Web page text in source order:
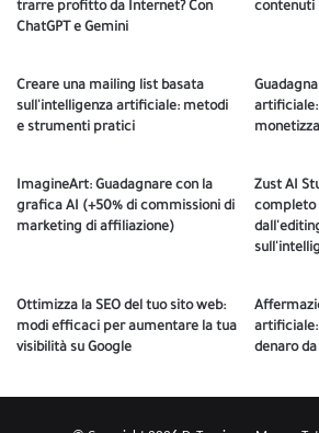
trarre profitto da Internet? Con
ChatGPT e Gemini
contenuti
Creare una mailing list basata
sull'intelligenza artificiale: metodi
e strumenti pratici
ImagineArt: Guadagnare con la
grafica AI (+50% di commissioni di
marketing di affiliazione)
Zust AI
Ottimizza la SEO del tuo sito web:
modi efficaci per aumentare la tua
visibilità su Google
denaro da